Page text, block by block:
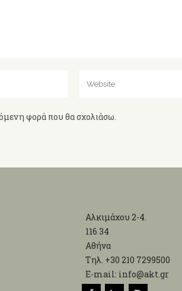
φορά που θα σχολιάσω.
Αλκιμάχου 2-4.
116 34
Αθήνα
Τηλ. +30 210 7299500
Ε-mail: info@akt.gr